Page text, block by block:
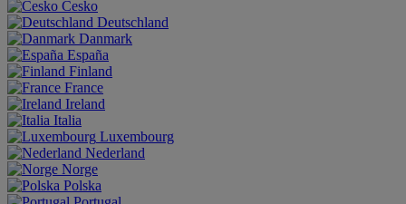
Česko
Deutschland
Danmark
España
Finland
France
Ireland
Italia
Luxembourg
Nederland
Norge
Polska